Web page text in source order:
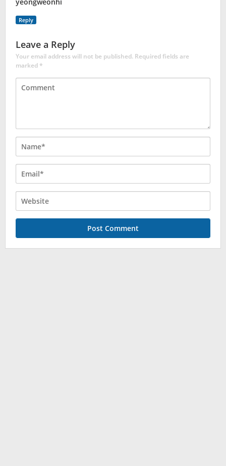
yeongweonhi
Reply
Leave a Reply
Your email address will not be published. Required fields are
marked*